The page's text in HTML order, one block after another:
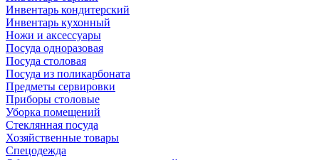
Инвентарь кондитерский
Инвентарь кухонный
Ножи и аксессуары
Посуда одноразовая
Посуда столовая
Посуда из поликарбоната
Предметы сервировки
Приборы столовые
Уборка помещений
Стеклянная посуда
Хозяйственные товары
Спецодежда